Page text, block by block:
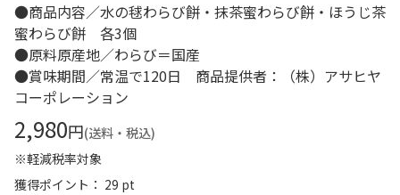
●商品内容／水の毬わらび餅・抹茶蜜わらび餅・ほうじ茶
蜜わらび餅 各3個
●原料原産地／わらび＝国産
●賞味期間／常温で120日 商品提供者：（株）アサヒヤ
コーポレーション
2,980円(送料・税込)
※軽減税率対象
獲得ポイント： 29 pt